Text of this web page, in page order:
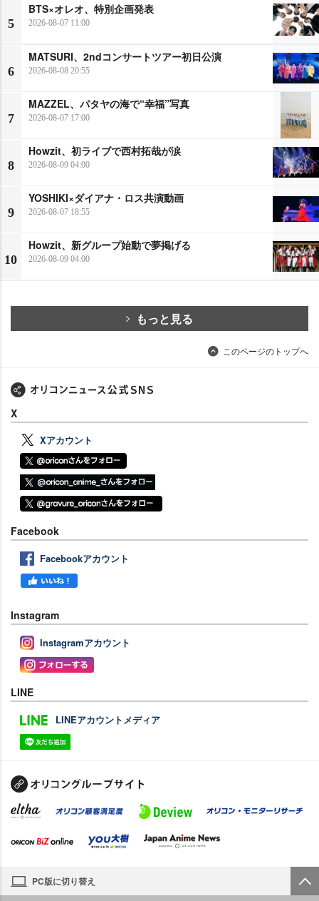
5
BTS×オレオ、特別企画発表
2026-08-07 11:00
6
MATSURI、2ndコンサートツアー初日公演
2026-08-08 20:55
7
MAZZEL、パタヤの海で“幸福”写真
2026-08-07 17:00
8
Howzit、初ライブで西村拓哉が涙
2026-08-09 04:00
9
YOSHIKI×ダイアナ・ロス共演動画
2026-08-07 18:55
10
Howzit、新グループ始動で夢掲げる
2026-08-09 04:00
もっと見る
このページのトップへ
X
Xアカウント
Facebook
Facebookアカウント
Instagram
Instagramアカウント
LINE
LINEアカウントメディア
PC版に切り替え